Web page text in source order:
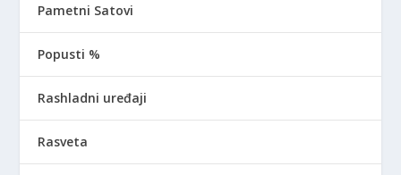
Pametni Satovi
Popusti %
Rashladni uređaji
Rasveta